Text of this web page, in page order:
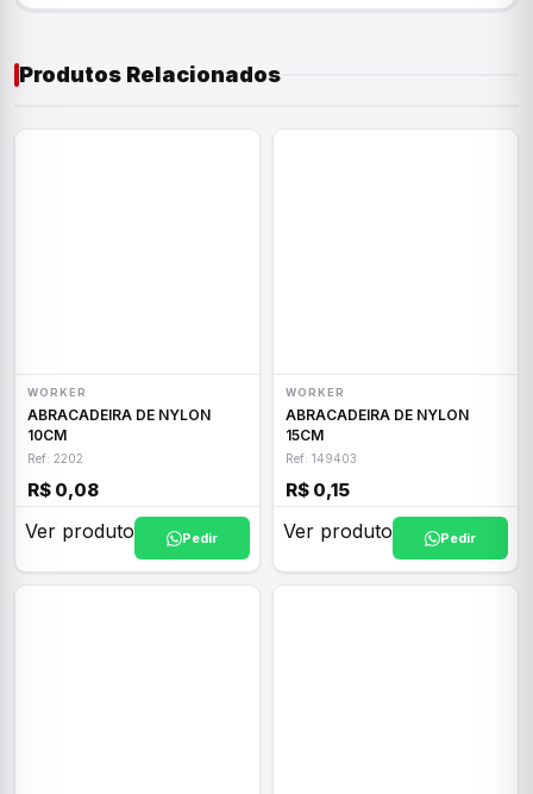
Produtos Relacionados
WORKER
ABRACADEIRA DE NYLON
10CM
Ref: 2202
R$ 0,08
Ver produto Pedir
WORKER
ABRACADEIRA DE NYLON
15CM
Ref: 149403
R$ 0,15
Ver produto Pedir